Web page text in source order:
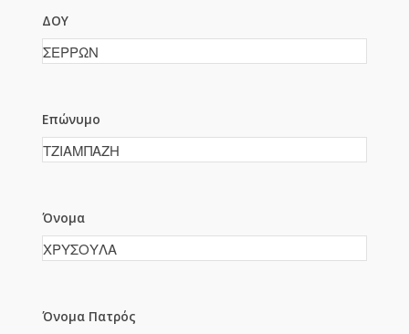
ΔΟΥ
Επώνυμο
Όνομα
Όνομα Πατρός